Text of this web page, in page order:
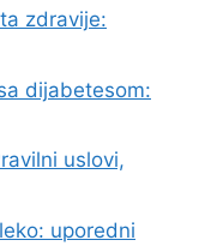
zdravije:
dijabetesom:
uslovi,
uporedni